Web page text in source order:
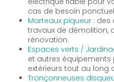
cas de besoin
Marteaux piqueur : des
travaux de démolition,
rénovation.
Espaces verts /
et autres équipements
extérieurs tout au long
Tronçonneuses